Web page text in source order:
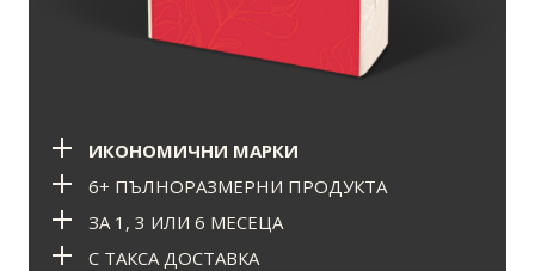
ИКОНОМИЧНИ МАРКИ
6+ ПЪЛНОРАЗМЕРНИ ПРОДУКТА
ЗА 1, 3 ИЛИ 6 МЕСЕЦА
С ТАКСА ДОСТАВКА